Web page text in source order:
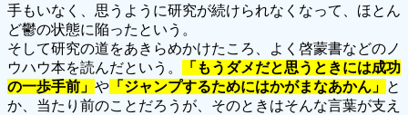
手もいなく、思うように研究が続けられなくなって、ほとん
ど鬱の状態に陥ったという。
そして研究の道をあきらめかけたころ、よく啓蒙書などのノ
ウハウ本を読んだという。
「もうダメだと思うときには成功
の一歩手前」 や 「ジャンプするためにはかがまなあかん」 と
か、当たり前のことだろうが、そのときはそんな言葉が支え